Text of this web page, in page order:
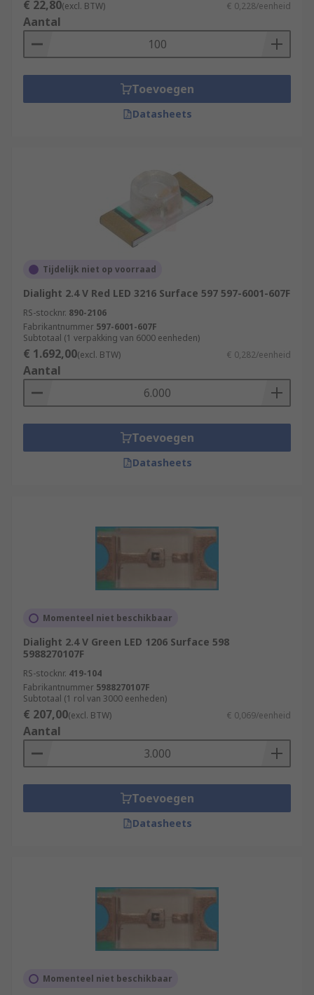
€ 22,80(excl. BTW) € 0,228/eenheid
Aantal
Toevoegen
Datasheets
Tijdelijk niet op voorraad
Dialight 2.4 V Red LED 3216 Surface 597 597-6001-607F
RS-stocknr. 890-2106
Fabrikantnummer 597-6001-607F
Subtotaal (1 verpakking van 6000 eenheden)
€ 1.692,00(excl. BTW) € 0,282/eenheid
Aantal
Toevoegen
Datasheets
Momenteel niet beschikbaar
Dialight 2.4 V Green LED 1206 Surface 598
5988270107F
RS-stocknr. 419-104
Fabrikantnummer 5988270107F
Subtotaal (1 rol van 3000 eenheden)
€ 207,00(excl. BTW) € 0,069/eenheid
Aantal
Toevoegen
Datasheets
Momenteel niet beschikbaar